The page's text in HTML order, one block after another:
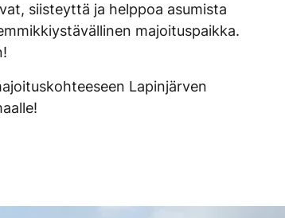
siisteyttä ja helppoa asumista
majoituspaikka.
Lapinjärven